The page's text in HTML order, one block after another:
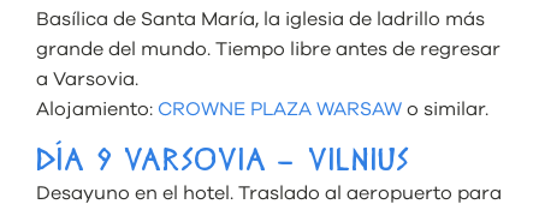
Basílica de Santa María, la iglesia de ladrillo más
grande del mundo. Tiempo libre antes de regresar
a Varsovia.
Alojamiento: CROWNE PLAZA WARSAW o similar.
DÍA 9 VARSOVIA – VILNIUS
Desayuno en el hotel. Traslado al aeropuerto para